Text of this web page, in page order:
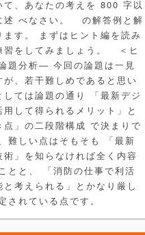
て、あなたの考えを 800 字以
述 べなさい。 の解答例と解
ます。 まずはヒント編を読み
習をしてみましょう。 ＜ヒ
題分析― 今回の論題は一見
が、若干難しめであると思い
しては論題の通り 「最新デジ
用して得られるメリット」と
点」の二段階構成 で決まりで
難しい点はそもそも 「最新
術」を知らなければ全く内容
とと、 「消防の仕事で利活
と考えられる」とかなり厳し
されている点です。